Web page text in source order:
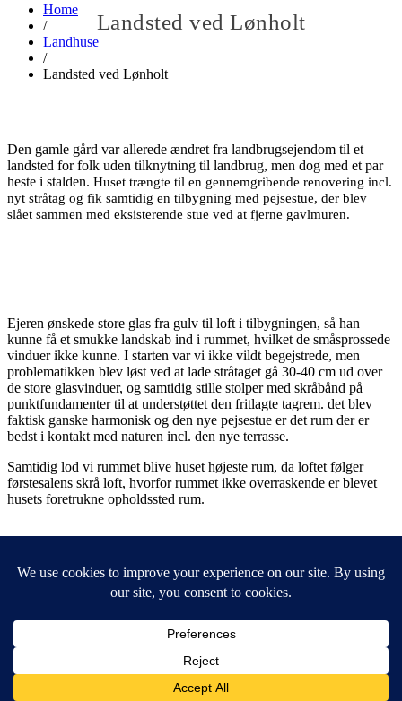
Landsted ved Lønholt
Home
/
Landhuse
/
Landsted ved Lønholt
Den gamle gård var allerede ændret fra landbrugsejendom til et
landsted for folk uden tilknytning til landbrug, men dog med et par
heste i stalden. Huset trængte til en gennemgribende renovering incl.
nyt stråtag og fik samtidig en tilbygning med pejsestue, der blev
slået sammen med eksisterende stue ved at fjerne gavlmuren.
Ejeren ønskede store glas fra gulv til loft i tilbygningen, så han
kunne få et smukke landskab ind i rummet, hvilket de småsprossede
vinduer ikke kunne. I starten var vi ikke vildt begejstrede, men
problematikken blev løst ved at lade stråtaget gå 30-40 cm ud over
de store glasvinduer, og samtidig stille stolper med skråbånd på
punktfundamenter til at understøttet den fritlagte tagrem. det blev
faktisk ganske harmonisk og den nye pejsestue er det rum der er
bedst i kontakt med naturen incl. den nye terrasse.
Samtidig lod vi rummet blive huset højeste rum, da loftet følger
førstesalens skrå loft, hvorfor rummet ikke overraskende er blevet
husets foretrukne opholdssted rum.
Jan Arnt Arkitekt MAA, Stokholmsvej 23, DK Espergærde
3060
Mobil 20 48 44 54 Copyright © 2019